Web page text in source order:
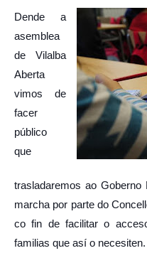
Dende a
asemblea
de Vilalba
Aberta
vimos de
facer
público
que
trasladaremos ao
marcha por parte do
co fin de facilitar o
familias que así o necesiten.